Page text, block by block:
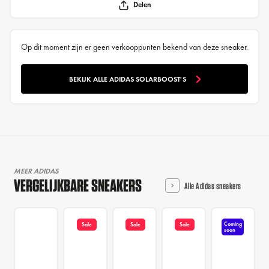
Delen
Op dit moment zijn er geen verkooppunten bekend van deze sneaker.
BEKIJK ALLE ADIDAS SOLARBOOST'S
MEER ADIDAS
VERGELIJKBARE SNEAKERS Alle Adidas sneakers
Sale Sale Sale
Coming
soon